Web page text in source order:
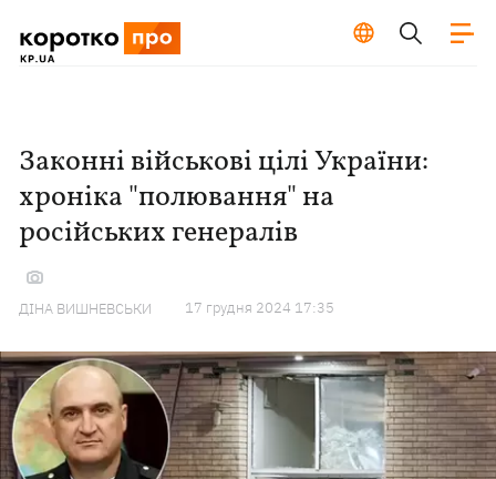
Законні військові цілі України:
хроніка "полювання" на
російських генералів
ДІНА ВИШНЕВСЬКИ 17 грудня 2024 17:35